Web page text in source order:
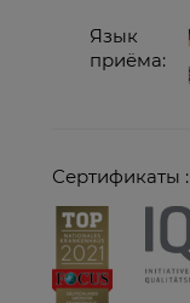
Язык
приёма:
Сертификаты :